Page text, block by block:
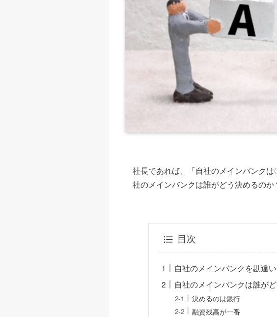
社長であれば、「自社のメインバンク
社のメインバンクは誰がどう決めるのか
目次
自社のメインバンクを勘違
自社のメインバンクは誰が
決めるのは銀行
融資残高が一番